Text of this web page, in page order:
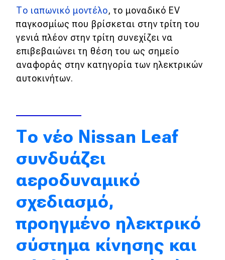
Ελλάδα
Κόσμος
Τεχνολογία
Ασφάλεια
Test Drive
Δοκιμή
Αποστολή
Συγκρίνουμε
Αγώνες
Το ιαπωνικό μοντέλο, το μοναδικό EV
παγκοσμίως που βρίσκεται στην τρίτη του
γενιά πλέον στην τρίτη συνεχίζει να
επιβεβαιώνει τη θέση του ως σημείο
αναφοράς στην κατηγορία των ηλεκτρικών
αυτοκινήτων.
Το νέο Nissan Leaf
συνδυάζει
αεροδυναμικό
σχεδιασμό,
προηγμένο ηλεκτρικό
σύστημα κίνησης και